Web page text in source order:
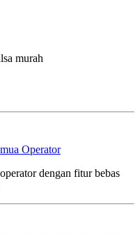
murah
Operator
dengan fitur bebas